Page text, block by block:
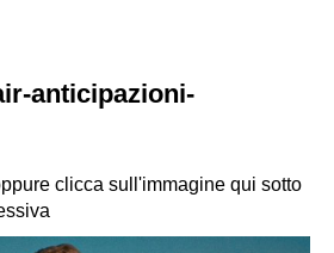
anticipazioni-
clicca sull'immagine qui sotto